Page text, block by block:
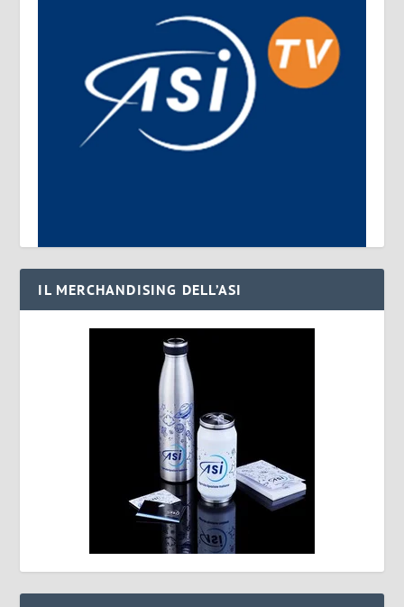
IL MERCHANDISING DELL’ASI